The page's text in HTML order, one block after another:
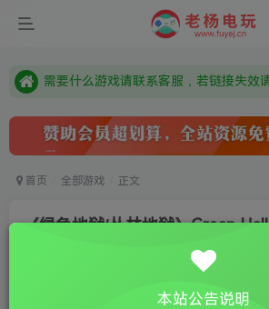
首页 全部游戏 正文
《绿色地狱/丛林地狱》Green Hell
本站公告说明